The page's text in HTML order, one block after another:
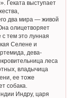
Геката выступает
два мира — живой
олицетворяет
с тем это лунная
Селене и
дева-
леса
владычица
ее тоже
собака.
Индру, царя